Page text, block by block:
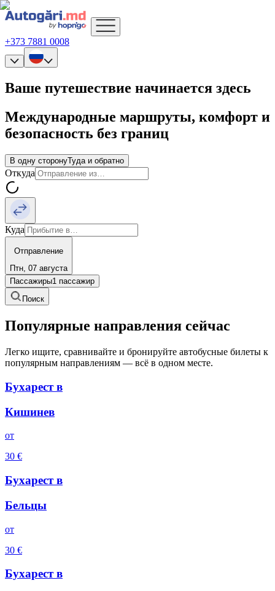
+373 7881 0008
Ваше путешествие начинается здесь
Международные маршруты, комфорт и
безопасность без границ
В одну сторонуТуда и обратно
Откуда
Куда
Отправление
Птн, 07 августа
Пассажиры1 пассажир
Поиск
Популярные направления сейчас
Легко ищите, сравнивайте и бронируйте автобусные билеты к
популярным направлениям — всё в одном месте.
Бухарест в
Кишинев
oт
30 €
Бухарест в
Бельцы
oт
30 €
Бухарест в